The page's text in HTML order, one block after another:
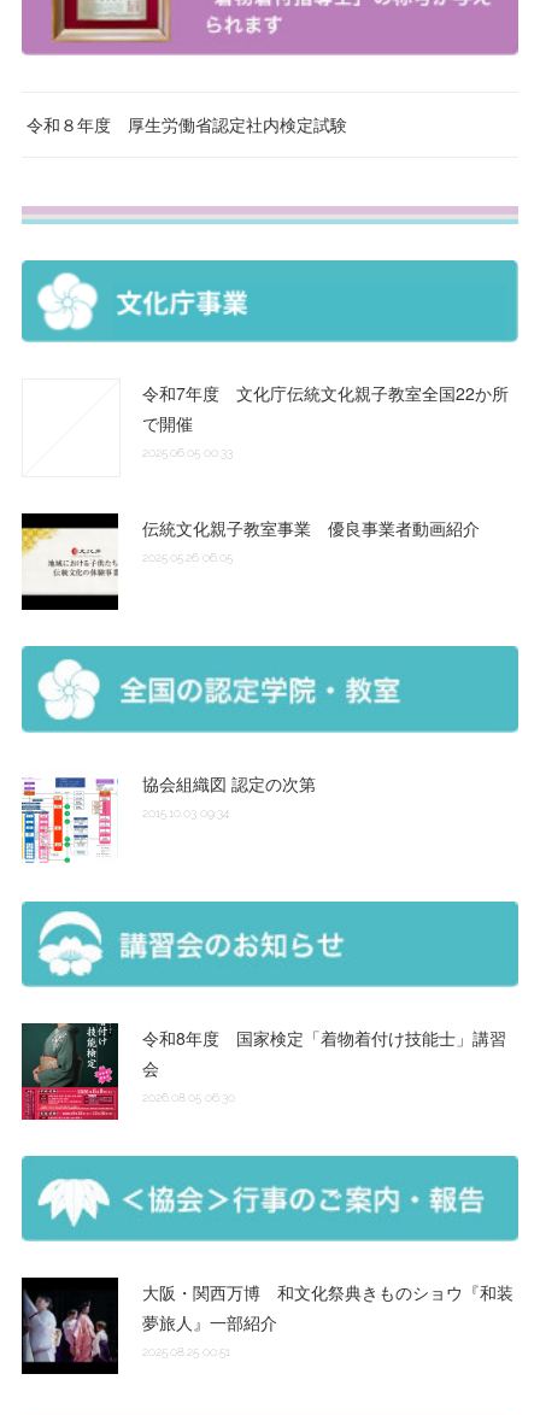
令和８年度 厚生労働省認定社内検定試験
令和7年度 文化庁伝統文化親子教室全国22か所
で開催
2025.06.05 00:33
伝統文化親子教室事業 優良事業者動画紹介
2025.05.26 06:05
協会組織図 認定の次第
2015.10.03 09:34
令和8年度 国家検定「着物着付け技能士」講習
会
2026.08.05 06:30
大阪・関西万博 和文化祭典きものショウ『和装
夢旅人』一部紹介
2025.08.25 00:51